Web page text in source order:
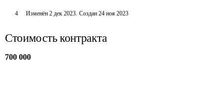
4 Изменён 2 дек 2023. Создан 24 ноя 2023
Стоимость контракта
700 000